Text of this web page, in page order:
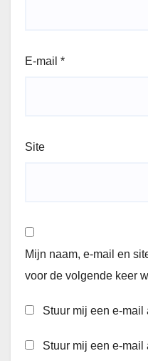
E-mail *
Site
Mijn naam, e-mail en
voor de volgende keer
Stuur mij een e-mail
Stuur mij een e-